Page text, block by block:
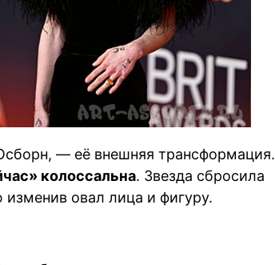
— её внешняя трансформация.
колоссальна. Звезда сбросила
овал лица и фигуру.